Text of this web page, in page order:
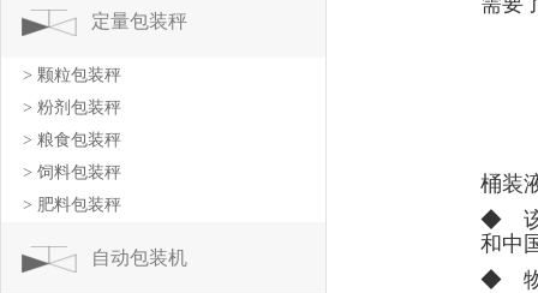
桶装
◆ 该
和中
◆ 物
定量包装秤
> 颗粒包装秤
> 粉剂包装秤
> 粮食包装秤
> 饲料包装秤
> 肥料包装秤
自动包装机